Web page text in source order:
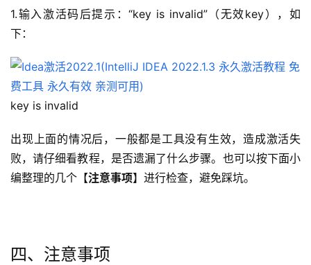
1.输入激活码后提示：“key is invalid”（无效key），如
下：
key is invalid
出现上面的情况后，一般都是工具没有生效，造成激活失
败，请仔细看教程，是否遗漏了什么步骤。也可以按下面小
编整理的几个【注意事项】进行检查，避免踩坑。
四、注意事项